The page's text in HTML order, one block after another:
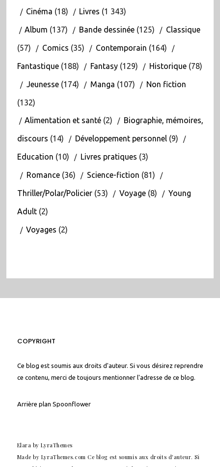
Cinéma (18) Livres (1 343)
Album (137) Bande dessinée(125) Classique
(57) Comics (35) Contemporain (164)
Fantastique(188) Fantasy(129) Historique(78)
Jeunesse(174) Manga (107) Non fiction
(132)
Alimentation et santé(2) Biographie, mémoires,
discours (14) Développement personnel(9)
Education (10) Livres pratiques (3)
Romance(36) Science-fiction (81)
Thriller/Polar/Policier(53) Voyage(8) Young
Adult(2)
Voyages (2)
COPYRIGHT
Ce blog est soumis aux droits d'auteur. Si vous désirez reprendre
ce contenu, merci de toujours mentionner l'adresse de ce blog.
Arrière plan Spoonflower
Elara by LyraThemes
Made by LyraThemes.com Ce blog est soumis aux droits d'auteur. Si